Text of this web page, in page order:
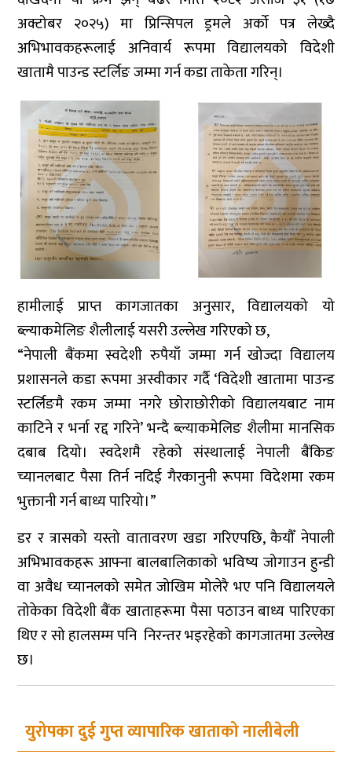
अक्टोबर २०२५) मा प्रिन्सिपल ड्रमले अर्को पत्र लेख्दै
अभिभावकहरूलाई अनिवार्य रूपमा विद्यालयको विदेशी
खातामै पाउन्ड स्टर्लिङ जम्मा गर्न कडा ताकेता गरिन्।
हामीलाई प्राप्त कागजातका अनुसार, विद्यालयको यो
ब्ल्याकमेलिङ शैलीलाई यसरी उल्लेख गरिएको छ,
“नेपाली बैंकमा स्वदेशी रुपैयाँ जम्मा गर्न खोज्दा विद्यालय
प्रशासनले कडा रूपमा अस्वीकार गर्दै ‘विदेशी खातामा पाउन्ड
स्टर्लिङमै रकम जम्मा नगरे छोराछोरीको विद्यालयबाट नाम
काटिने र भर्ना रद्द गरिने’ भन्दै ब्ल्याकमेलिङ शैलीमा मानसिक
दबाब दियो। स्वदेशमै रहेको संस्थालाई नेपाली बैंकिङ
च्यानलबाट पैसा तिर्न नदिई गैरकानुनी रूपमा विदेशमा रकम
भुक्तानी गर्न बाध्य पारियो।”
डर र त्रासको यस्तो वातावरण खडा गरिएपछि, कैयौँ नेपाली
अभिभावकहरू आफ्ना बालबालिकाको भविष्य जोगाउन हुन्डी
वा अवैध च्यानलको समेत जोखिम मोलेरै भए पनि विद्यालयले
तोकेका विदेशी बैंक खाताहरूमा पैसा पठाउन बाध्य पारिएका
थिए र सो हालसम्म पनि निरन्तर भइरहेको कागजातमा उल्लेख
छ।
युरोपका दुई गुप्त व्यापारिक खाताको नालीबेली